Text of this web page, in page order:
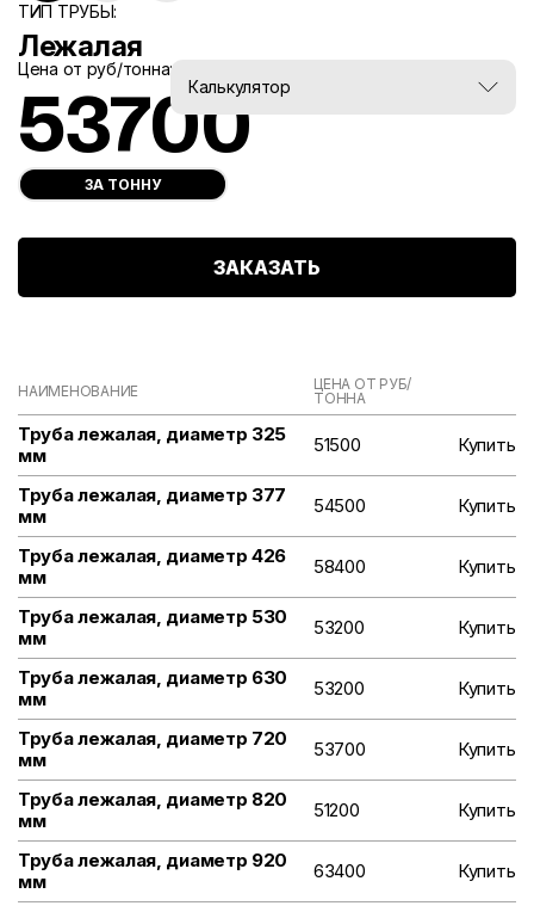
ТИП ТРУБЫ:
Лежалая
Цена от руб/тонна:
53700
ЗА ТОННУ
Калькулятор
Вес, тн:
ЗАКАЗАТЬ
НАИМЕНОВАНИЕ
ЦЕНА ОТ РУБ/
ТОННА
Труба лежалая, диаметр 325
мм
51500 Купить
Труба лежалая, диаметр 377
мм
54500 Купить
Труба лежалая, диаметр 426
мм
58400 Купить
Труба лежалая, диаметр 530
мм
53200 Купить
Труба лежалая, диаметр 630
мм
53200 Купить
Труба лежалая, диаметр 720
мм
53700 Купить
Труба лежалая, диаметр 820
мм
51200 Купить
Труба лежалая, диаметр 920
мм
63400 Купить